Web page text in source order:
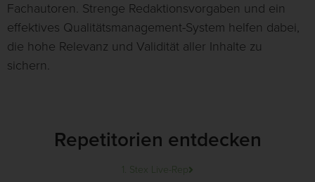
Fachautoren. Strenge Redaktionsvorgaben und ein
effektives Qualitätsmanagement-System helfen dabei,
die hohe Relevanz und Validität aller Inhalte zu
sichern.
Repetitorien entdecken
1. Stex Live-Rep